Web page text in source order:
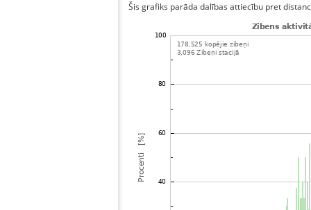
Šis grafiks parāda dalības attiecību pret